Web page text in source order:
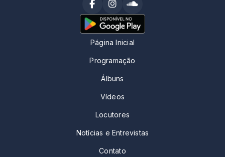
Página Inicial
Programação
Álbuns
Vídeos
Locutores
Notícias e Entrevistas
Contato